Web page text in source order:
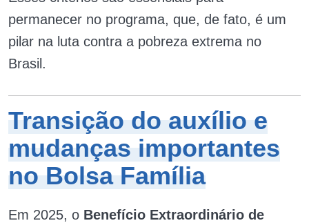
permanecer no programa, que, de fato, é um
pilar na luta contra a pobreza extrema no
Brasil.
Transição do auxílio e
mudanças importantes
no Bolsa Família
Em 2025, o Benefício Extraordinário de